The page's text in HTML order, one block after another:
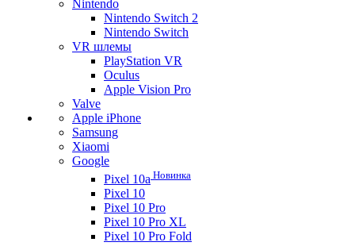
Nintendo
Nintendo Switch 2
Nintendo Switch
VR шлемы
PlayStation VR
Oculus
Apple Vision Pro
Valve
Apple iPhone
Samsung
Xiaomi
Google
Pixel 10a Новинка
Pixel 10
Pixel 10 Pro
Pixel 10 Pro XL
Pixel 10 Pro Fold